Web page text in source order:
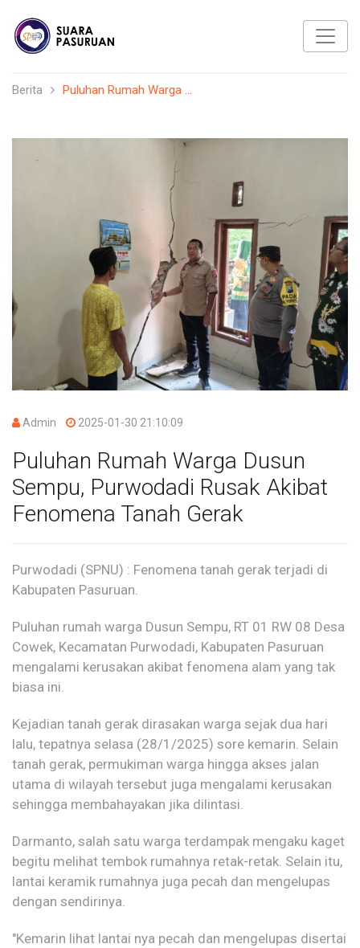
Berita Puluhan Rumah Warga ...
Admin 2025-01-30 21:10:09
Puluhan Rumah Warga Dusun
Sempu, Purwodadi Rusak Akibat
Fenomena Tanah Gerak
Purwodadi (SPNU) : Fenomena tanah gerak terjadi di
Kabupaten Pasuruan.
Puluhan rumah warga Dusun Sempu, RT 01 RW 08 Desa
Cowek, Kecamatan Purwodadi, Kabupaten Pasuruan
mengalami kerusakan akibat fenomena alam yang tak
biasa ini.
Kejadian tanah gerak dirasakan warga sejak dua hari
lalu, tepatnya selasa (28/1/2025) sore kemarin. Selain
tanah gerak, permukiman warga hingga akses jalan
utama di wilayah tersebut juga mengalami kerusakan
sehingga membahayakan jika dilintasi.
Darmanto, salah satu warga terdampak mengaku kaget
begitu melihat tembok rumahnya retak-retak. Selain itu,
lantai keramik rumahnya juga pecah dan mengelupas
dengan sendirinya.
"Kemarin lihat lantai nya pecah dan mengelupas disertai